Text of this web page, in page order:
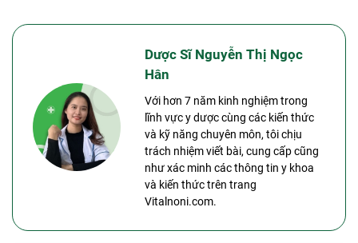
Dược Sĩ Nguyễn Thị Ngọc
Hân
Với hơn 7 năm kinh nghiệm trong
lĩnh vực y dược cùng các kiến thức
và kỹ năng chuyên môn, tôi chịu
trách nhiệm viết bài, cung cấp cũng
như xác minh các thông tin y khoa
và kiến thức trên trang
Vitalnoni.com.